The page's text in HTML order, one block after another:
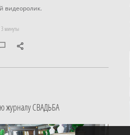
видеоролик.
3 минуты
журналу СВАДЬБА